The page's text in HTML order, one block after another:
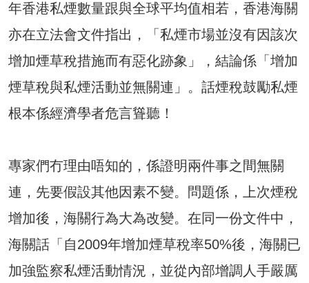
年香港私煙數量跟與全球平均值相若，香港海關
亦在立法會文件指出，「私煙市場並沒有因該次
增加煙草稅措施而有惡化跡象」，結論係「增加
煙草稅與私煙活動並無關連」。話煙稅鼓勵私煙
根本係經濟學者危言聳聽！
專家們冇理由唔知的，係證明兩件事之間無關
連，先要假設其他因素不變。問題係，上次煙稅
增加後，海關行為大為改變。在同一份文件中，
海關話「自2009年增加煙草稅率50%後，海關已
加強監察私煙活動情況，並從內部增調人手嚴厲